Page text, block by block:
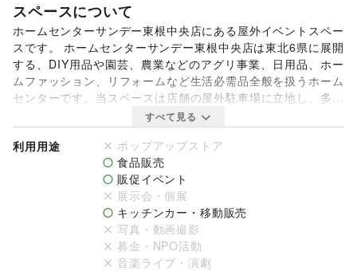
スペースについて
ホームセンターサンデー東根中央店にある屋外イベントスペー
スです。 ホームセンターサンデー東根中央店は東北6県に展開
する、DIY用品や園芸、農業などのアグリ事業、日用品、ホー
ムファッション、リフォームなど生活必需品全般を扱うホーム
センターです。当スペースは店舗の屋外駐車場に立地し、多く
のお客様の目に止まりやすいのが特徴です。キッチンカーでの
出店に最適です。是非お気軽にお問い合わせください。
すべて見る
利用用途
ポップアップストア
食品販売
販促イベント
展示会・個展
キッチンカー・移動販売
写真・動画撮影
募金・NPO活動
音楽ライブ・演劇